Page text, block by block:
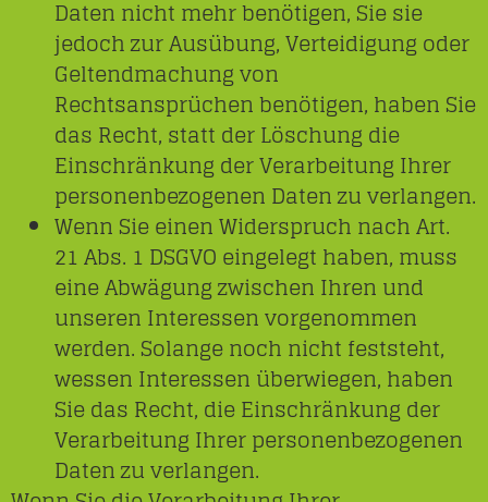
Daten nicht mehr benötigen, Sie sie
jedoch zur Ausübung, Verteidigung oder
Geltendmachung von
Rechtsansprüchen benötigen, haben Sie
das Recht, statt der Löschung die
Einschränkung der Verarbeitung Ihrer
personenbezogenen Daten zu verlangen.
Wenn Sie einen Widerspruch nach Art.
21 Abs. 1 DSGVO eingelegt haben, muss
eine Abwägung zwischen Ihren und
unseren Interessen vorgenommen
werden. Solange noch nicht feststeht,
wessen Interessen überwiegen, haben
Sie das Recht, die Einschränkung der
Verarbeitung Ihrer personenbezogenen
Daten zu verlangen.